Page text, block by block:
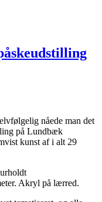
nåede man det
på Lundbæk
kunst af i alt 29
Akryl på lærred.